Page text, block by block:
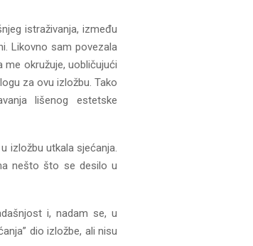
istraživanja, između
Likovno sam povezala
okružuje, uobličujući
za ovu izložbu. Tako
lišenog estetske
izložbu utkala sjećanja.
nešto što se desilo u
i, nadam se, u
dio izložbe, ali nisu